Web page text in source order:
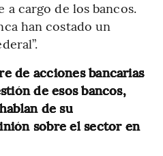
cargo de los bancos.
han costado un
de acciones bancarias
de esos bancos,
de su
sobre el sector en